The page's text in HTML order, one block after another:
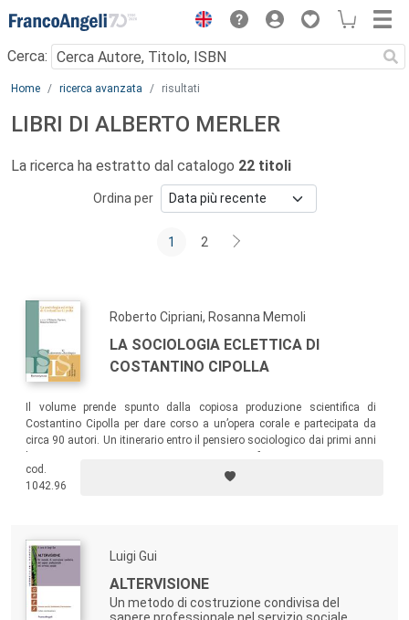
Menu
Cerca:
Main content
Home ricerca avanzata risultati
LIBRI DI ALBERTO MERLER
La ricerca ha estratto dal catalogo 22 titoli
Ordina per
1 2
Roberto Cipriani, Rosanna Memoli
LA SOCIOLOGIA ECLETTICA DI
COSTANTINO CIPOLLA
Il volume prende spunto dalla copiosa produzione scientifica di
Costantino Cipolla per dare corso a un’opera corale e partecipata da
circa 90 autori. Un itinerario entro il pensiero sociologico dai primi anni
modo attento la realtà sociale.
cod.
1042.96
Luigi Gui
ALTERVISIONE
Un metodo di costruzione condivisa del
sapere professionale nel servizio sociale